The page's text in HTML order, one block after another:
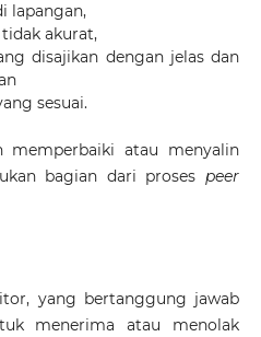
lapangan,
akurat,
disajikan dengan jelas dan
sesuai.
memperbaiki atau menyalin
bagian dari prosespeer
yang bertanggung jawab
menerima atau menolak